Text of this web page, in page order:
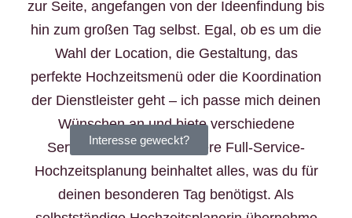
zur Seite, angefangen von der Ideenfindung bis
hin zum großen Tag selbst. Egal, ob es um die
Wahl der Location, die Gestaltung, das
perfekte Hochzeitsmenü oder die Koordination
der Dienstleister geht – ich passe mich deinen
Wünschen an und biete verschiedene
Serviceoptionen an. Unsere Full-Service-
Hochzeitsplanung beinhaltet alles, was du für
deinen besonderen Tag benötigst. Als
Interesse geweckt?